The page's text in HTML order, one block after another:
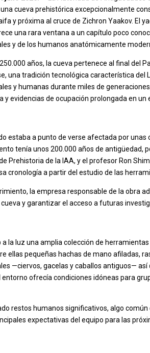
cueva prehistórica excepcionalmente
y próxima al cruce de Zichron Yaakov. El
una rara ventana a un capítulo poco
y de los humanos anatómicamente
años, la cueva pertenece al final del
una tradición tecnológica característica del
y humanas durante miles de
evidencias de ocupación prolongada en un
estaba a punto de verse afectada por unas
tenía unos 200.000 años de antigüedad,
Prehistoria de la IAA, y el profesor Ron
cronología a partir del estudio de las
la empresa responsable de la obra
y garantizar el acceso a futuras
a la luz una amplia colección de
ellas pequeñas hachas de mano afiladas,
—ciervos, gacelas y caballos antiguos—
entorno ofrecía condiciones idóneas para
restos humanos significativos, algo
expectativas del equipo para las